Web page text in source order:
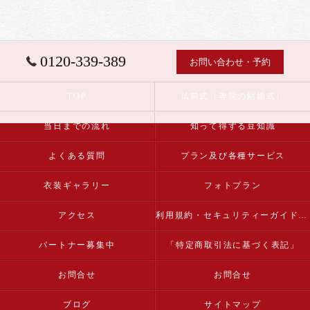
0120-339-389 お問い合わせ・予約
当日までの流れ 知って得する豆知識
よくある質問 プラン及び各種サービス
衣装ギャラリー フォトプラン
アクセス 利用規約・セキュリティーガイドライン
パートナー募集中 「特定商取引法に基づく表記」
お問合せ お問合せ
ブログ サイトマップ